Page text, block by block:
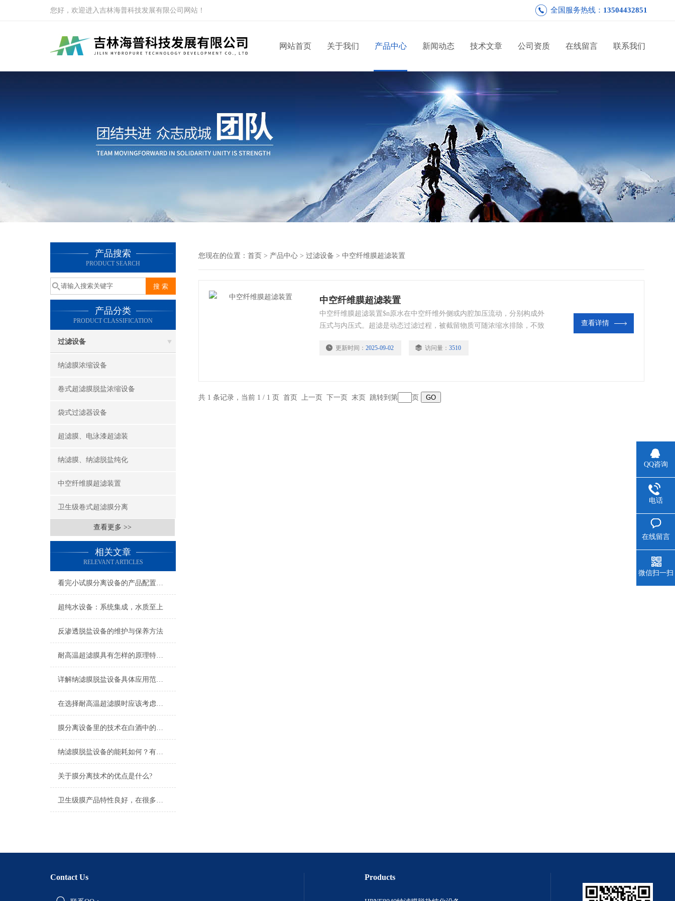
您好，欢迎进入吉林海普科技发展有限公司网站！ 全国服务热线： 13504432851
网站首页 关于我们 产品中心 新闻动态 技术文章 公司资质 在线留言 联系我们
产品搜索
PRODUCT SEARCH
产品分类
PRODUCT CLASSIFICATION
过滤设备
纳滤膜浓缩设备
卷式超滤膜脱盐浓缩设备
袋式过滤器设备
超滤膜、电泳漆超滤装
纳滤膜、纳滤脱盐纯化
中空纤维膜超滤装置
卫生级卷式超滤膜分离
查看更多 >>
相关文章
RELEVANT ARTICLES
看完小试膜分离设备的产品配置其优势不言自明
超纯水设备：系统集成，水质至上
反渗透脱盐设备的维护与保养方法
耐高温超滤膜具有怎样的原理特点，一文带你读懂
详解纳滤膜脱盐设备具体应用范围，真是太实用了
在选择耐高温超滤膜时应该考虑哪些因素
膜分离设备里的技术在白酒中的应用案例
纳滤膜脱盐设备的能耗如何？有没有节能的方法或技术？
关于膜分离技术的优点是什么?
卫生级膜产品特性良好，在很多场景都能应用
您现在的位置： 首页 > 产品中心 > 过滤设备 > 中空纤维膜超滤装置
中空纤维膜超滤装置
中空纤维膜超滤装置$n原水在中空纤维外侧或内腔加压流动，分别构成外
压式与内压式。超滤是动态过滤过程，被截留物质可随浓缩水排除，不致
$n$n超滤技术是一种广泛用于水的净化，溶液分离、浓缩，以及从废水中
更新时间： 2025-09-02 访问量： 3510
查看详情
共 1 条记录，当前 1 / 1 页 首页 上一页 下一页 末页 跳转到第 页
Contact Us Products
QQ咨询
电话
在线留言
微信扫一扫